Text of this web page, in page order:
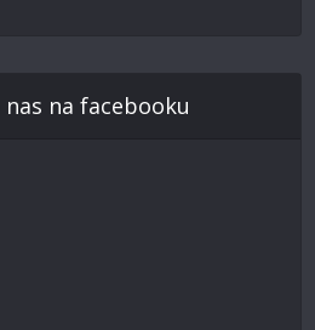
nas na facebooku